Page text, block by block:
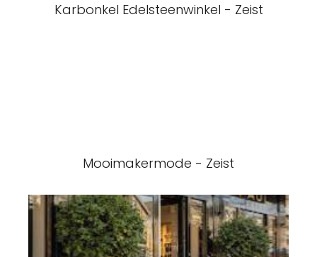
Karbonkel Edelsteenwinkel - Zeist
Mooimakermode - Zeist